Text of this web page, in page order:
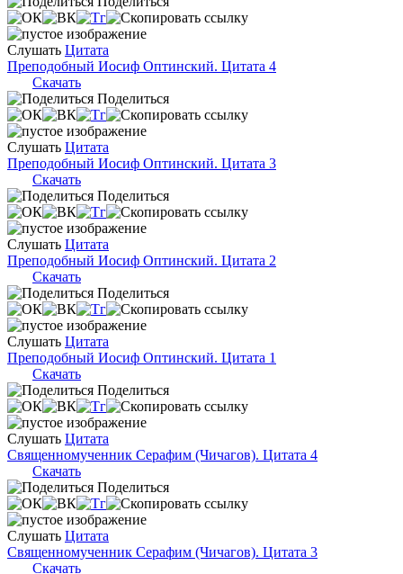
Слушать Цитата
Преподобный Иосиф Оптинский. Цитата 4
Скачать
Поделиться
Слушать Цитата
Преподобный Иосиф Оптинский. Цитата 3
Скачать
Поделиться
Слушать Цитата
Преподобный Иосиф Оптинский. Цитата 2
Скачать
Поделиться
Слушать Цитата
Преподобный Иосиф Оптинский. Цитата 1
Скачать
Поделиться
Слушать Цитата
Священномученник Серафим (Чичагов). Цитата 4
Скачать
Поделиться
Слушать Цитата
Священномученник Серафим (Чичагов). Цитата 3
Скачать